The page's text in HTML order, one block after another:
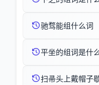
驰骛能组什么词
平坐的组词是什
扫帚头上戴帽子